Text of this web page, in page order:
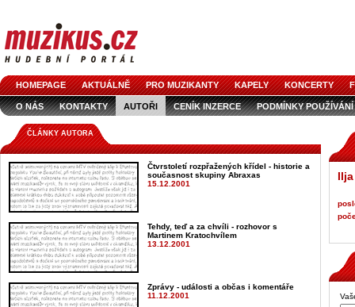
HOMEPAGE AKTUÁLNĚ PRO MUZIKANTY KAPELY KONCERTY
O NÁS KONTAKTY AUTOŘI CENÍK INZERCE PODMÍNKY POUŽÍVÁNÍ
LOGO KE STAŽENÍ
ČLÁNKY AUTORA
Čtvrstoletí rozpřažených křídel - historie a
současnost skupiny Abraxas
15.12.2001
Tehdy, teď a za chvíli - rozhovor s
Martinem Kratochvílem
13.12.2001
Zprávy - události a občas i komentáře
11.12.2001